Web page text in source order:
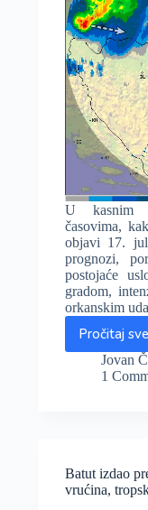
U kasnim
časovima,
objavi 17.
prognozi,
postojaće
gradom,
orkanskim
Pročitaj sve
Jovan
1
Batut izdao
vrućina,